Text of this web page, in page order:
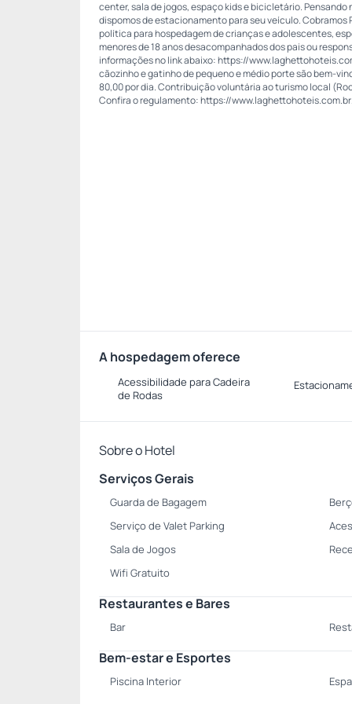
center, sala de jogos, espaço kids e bicicletário.
dispomos de estacionamento para seu veículo. Cobramos
política para hospedagem de crianças e adolescentes,
menores de 18 anos desacompanhados dos pais ou
informações no link abaixo: https://
cãozinho e gatinho de pequeno e médio porte são bem-
80,00 por dia. Contribuição voluntária ao turismo local
Confira o regulamento: https://
A hospedagem oferece
Acessibilidade para Cadeira
de Rodas
Sobre o Hotel
Serviços Gerais
Guarda de Bagagem
Serviço de Valet Parking
Sala de Jogos
Wifi Gratuito
Restaurantes e Bares
Bar
Bem-estar e Esportes
Piscina Interior